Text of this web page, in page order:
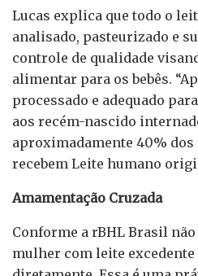
Lucas explica que todo o
analisado, pasteurizado e
controle de qualidade
alimentar para os bebês.
processado e adequado
aos recém-nascido
aproximadamente 40% dos
recebem Leite humano
Amamentação Cruzada
Conforme a rBHL Brasil
mulher com leite excedente